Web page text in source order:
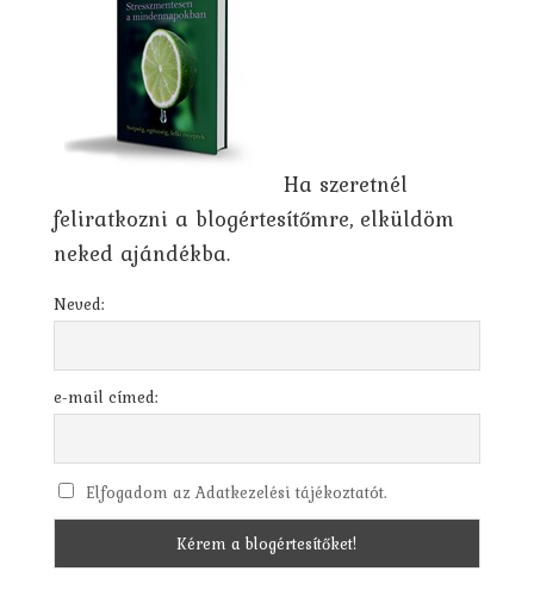
Ha szeretnél
feliratkozni a blogértesítőmre, elküldöm
neked ajándékba.
Neved:
e-mail címed:
Elfogadom az Adatkezelési tájékoztatót.